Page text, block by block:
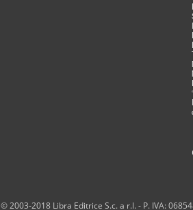
© 2003-2018 Libra Editrice S.c. a r.l. - P. IVA: